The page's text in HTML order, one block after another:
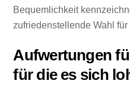
Bequemlichkeit
zufriedenstellende Wahl
Aufwertungen
für die es sich